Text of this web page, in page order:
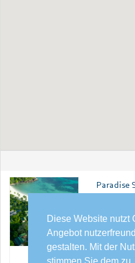
Diese Website nutzt
Angebot
gestalten. Mit der
Paradise
Inmitten
kleinen
Gebäude
besteht aus
und